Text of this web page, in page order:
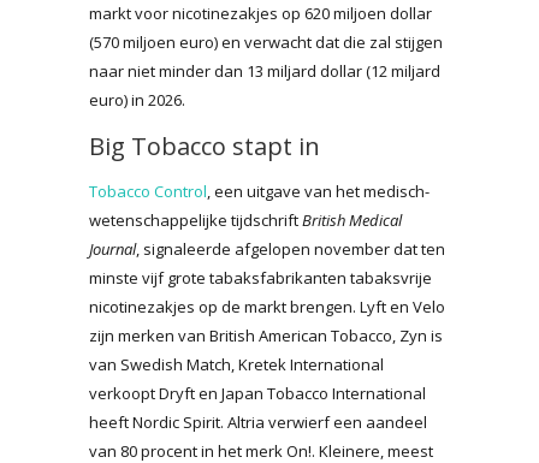
markt voor nicotinezakjes op 620 miljoen dollar
(570 miljoen euro) en verwacht dat die zal stijgen
naar niet minder dan 13 miljard dollar (12 miljard
euro) in 2026.
Big Tobacco stapt in
Tobacco Control, een uitgave van het medisch-
wetenschappelijke tijdschriftBritish Medical
Journal, signaleerde afgelopen november dat ten
minste vijf grote tabaksfabrikanten tabaksvrije
nicotinezakjes op de markt brengen. Lyft en Velo
zijn merken van British American Tobacco, Zyn is
van Swedish Match, Kretek International
verkoopt Dryft en Japan Tobacco International
heeft Nordic Spirit. Altria verwierf een aandeel
van 80 procent in het merk On!. Kleinere, meest